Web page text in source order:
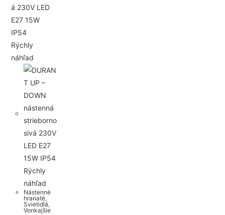
Rýchly
náhľad
Rýchly
náhľad
Nástenné
hranaté,
Svietidlá,
Vonkajšie